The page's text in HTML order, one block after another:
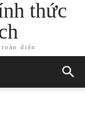
thức
diện